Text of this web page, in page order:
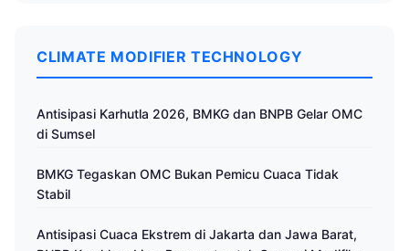
CLIMATE MODIFIER TECHNOLOGY
Antisipasi Karhutla 2026, BMKG dan BNPB Gelar OMC
di Sumsel
BMKG Tegaskan OMC Bukan Pemicu Cuaca Tidak
Stabil
Antisipasi Cuaca Ekstrem di Jakarta dan Jawa Barat,